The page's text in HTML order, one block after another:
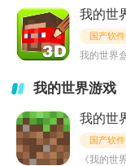
国产软件
我的世界游戏
国产软件